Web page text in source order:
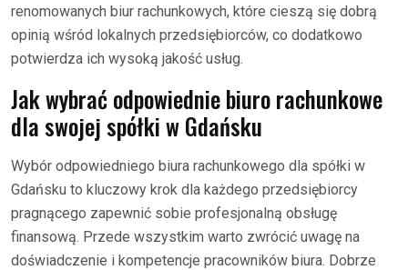
renomowanych biur rachunkowych, które cieszą się dobrą
opinią wśród lokalnych przedsiębiorców, co dodatkowo
potwierdza ich wysoką jakość usług.
Jak wybrać odpowiednie biuro rachunkowe
dla swojej spółki w Gdańsku
Wybór odpowiedniego biura rachunkowego dla spółki w
Gdańsku to kluczowy krok dla każdego przedsiębiorcy
pragnącego zapewnić sobie profesjonalną obsługę
finansową. Przede wszystkim warto zwrócić uwagę na
doświadczenie i kompetencje pracowników biura. Dobrze